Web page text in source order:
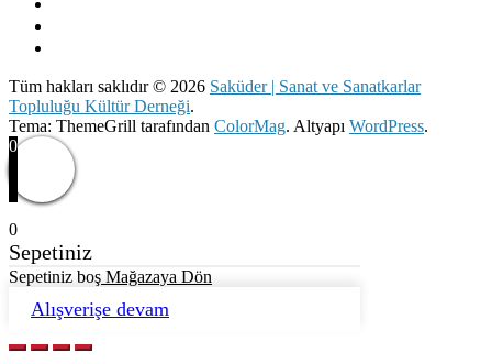
Tüm hakları saklıdır © 2026 Saküder | Sanat ve Sanatkarlar
Topluluğu Kültür Derneği.
Tema: ThemeGrill tarafından ColorMag. Altyapı WordPress.
0
0
Sepetiniz
Sepetiniz boş Mağazaya Dön
Alışverişe devam